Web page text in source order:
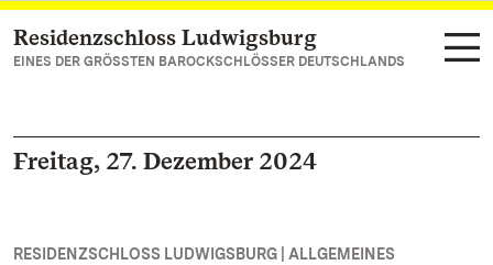
Zum Hauptinhalt springen
Residenzschloss Ludwigsburg
EINES DER GRÖSSTEN BAROCKSCHLÖSSER DEUTSCHLANDS
Freitag, 27. Dezember 2024
RESIDENZSCHLOSS LUDWIGSBURG | ALLGEMEINES